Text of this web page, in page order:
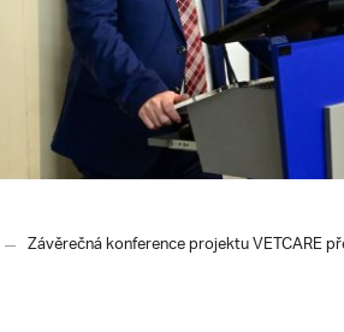
Závěrečná konference projektu VETCARE